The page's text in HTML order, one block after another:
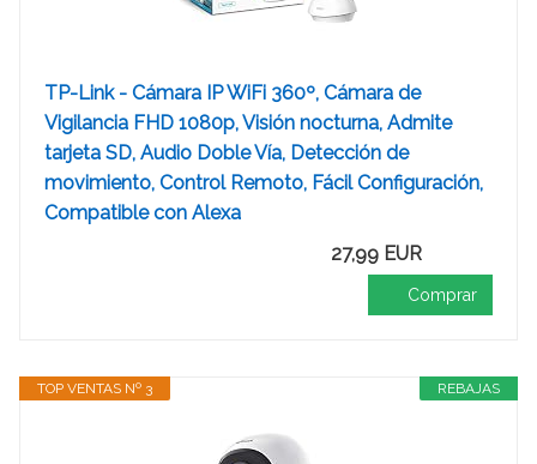
TP-Link - Cámara IP WiFi 360º, Cámara de
Vigilancia FHD 1080p, Visión nocturna, Admite
tarjeta SD, Audio Doble Vía, Detección de
movimiento, Control Remoto, Fácil Configuración,
Compatible con Alexa
27,99 EUR
Comprar
REBAJAS
TOP VENTAS Nº 3